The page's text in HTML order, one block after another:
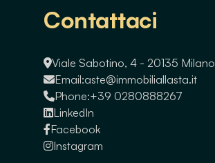
Contattaci
Viale Sabotino, 4 - 20135 Milano
Email:aste@immobiliallasta.it
Phone:+39 0280888267
LinkedIn
Facebook
Instagram